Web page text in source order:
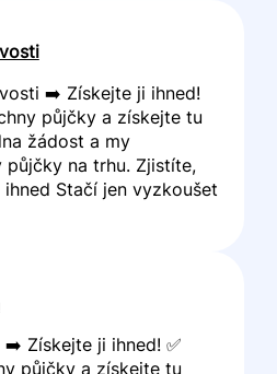
➡️ Získejte ji ihned!
půjčky a získejte tu
žádost a my
půjčky na trhu. Zjistíte,
Stačí jen vyzkoušet
Získejte ji ihned! ✅
půjčky a získejte tu